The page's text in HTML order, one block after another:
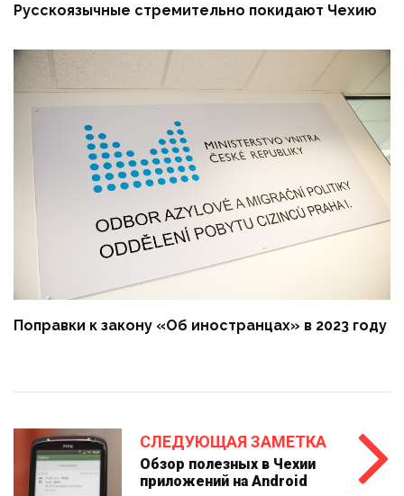
Русскоязычные стремительно покидают Чехию
Поправки к закону «Об иностранцах» в 2023 году
СЛЕДУЮЩАЯ ЗАМЕТКА
Обзор полезных в Чехии
приложений на Android